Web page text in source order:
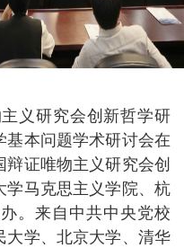
义研究会创新哲学研
基本问题学术研讨会在
证唯物主义研究会创
学马克思主义学院、杭
。来自中共中央党校
大学、北京大学、清华